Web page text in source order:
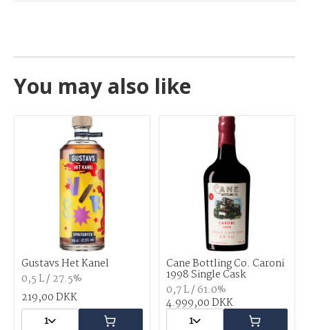
You may also like
Gustavs Het Kanel
0,5 L / 27.5%
219,00 DKK
1
Cane Bottling Co. Caroni
1998 Single Cask
0,7 L / 61.0%
4.999,00 DKK
1